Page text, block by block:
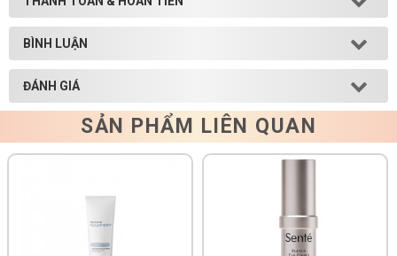
BÌNH LUẬN
ĐÁNH GIÁ
SẢN PHẨM LIÊN QUAN